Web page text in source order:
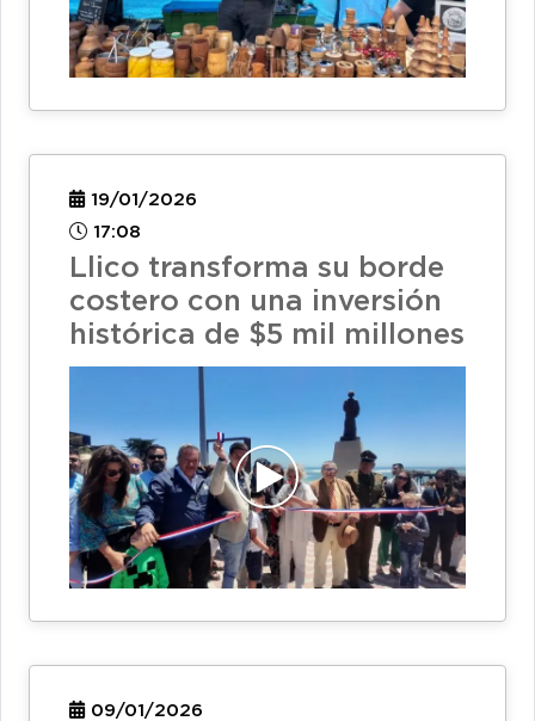
19/01/2026
17:08
Llico transforma su borde
costero con una inversión
histórica de $5 mil millones
09/01/2026